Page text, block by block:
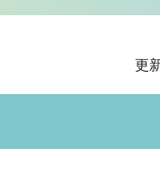
更